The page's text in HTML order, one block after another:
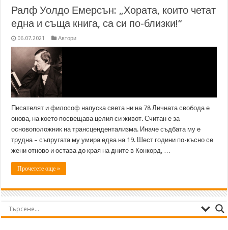
Ралф Уолдо Емерсън: „Хората, които четат
една и съща книга, са си по-близки!“
06.07.2021 Автори
Писателят и философ напуска света ни на 78 Личната свобода е
онова, на което посвещава целия си живот. Считан е за
основоположник на трансцендентализма. Иначе съдбата му е
трудна – съпругата му умира едва на 19. Шест години по-късно се
жени отново и остава до края на дните в Конкорд, …
Прочетете още »